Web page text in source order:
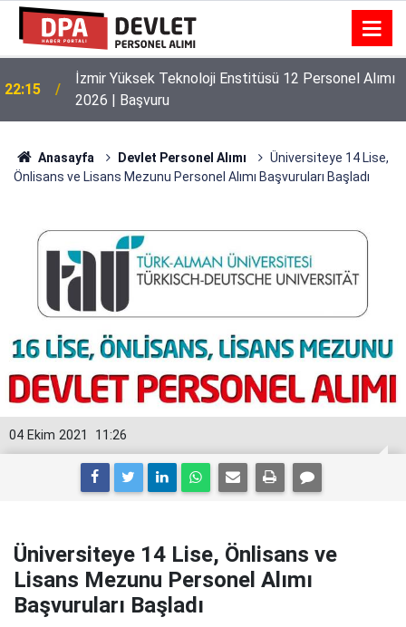
21:22
İnönü Üniversitesi 131 Personel Alımı 2026 |
Başvuru Rehberi
Anasayfa Devlet Personel Alımı
Üniversiteye 14 Lise,
Önlisans ve Lisans Mezunu Personel Alımı Başvuruları Başladı
11:26
04 Ekim 2021
Üniversiteye 14 Lise, Önlisans ve
Lisans Mezunu Personel Alımı
Başvuruları Başladı